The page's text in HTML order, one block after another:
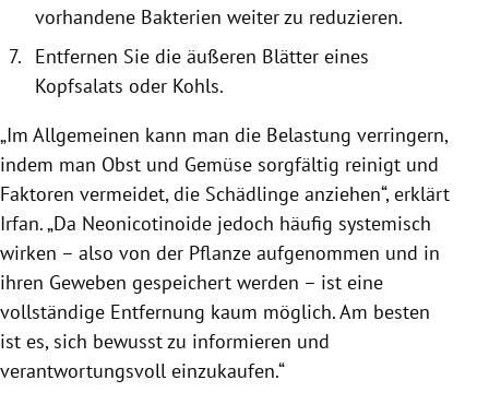
vorhandene Bakterien weiter zu reduzieren.
Entfernen Sie die äußeren Blätter eines
Kopfsalats oder Kohls.
„Im Allgemeinen kann man die Belastung verringern,
indem man Obst und Gemüse sorgfältig reinigt und
Faktoren vermeidet, die Schädlinge anziehen“, erklärt
Irfan. „Da Neonicotinoide jedoch häufig systemisch
wirken – also von der Pflanze aufgenommen und in
ihren Geweben gespeichert werden – ist eine
vollständige Entfernung kaum möglich. Am besten
ist es, sich bewusst zu informieren und
verantwortungsvoll einzukaufen.“